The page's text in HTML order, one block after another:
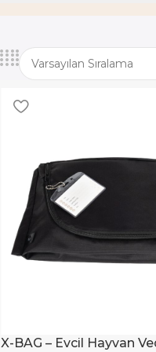
X-BAG – Evcil Hayvan